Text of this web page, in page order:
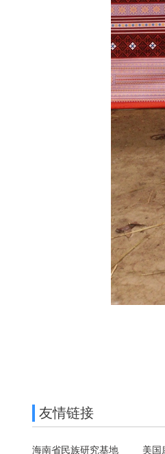
友情链接
海南省民族研究基地 美国